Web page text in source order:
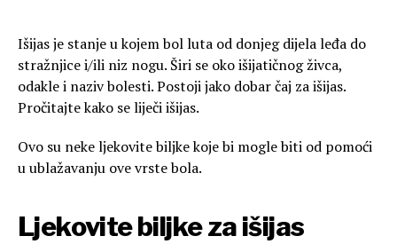
Išijas je stanje u kojem bol luta od donjeg dijela leđa do
stražnjice i/ili niz nogu. Širi se oko išijatičnog živca,
odakle i naziv bolesti. Postoji jako dobarčaj za išijas.
Pročitajte kako se liječi išijas.
Ovo su neke ljekovite biljke koje bi mogle biti od pomoći
u ublažavanju ove vrste bola.
Ljekovite biljke za išijas